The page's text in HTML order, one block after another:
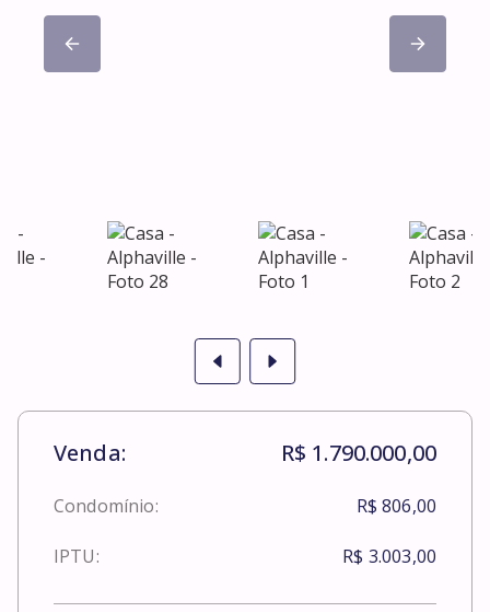
Venda: R$ 1.790.000,00
Condomínio: R$ 806,00
IPTU: R$ 3.003,00